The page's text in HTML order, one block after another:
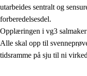
Fagets relevans og
Tverrfaglige temaer
Grunnleggende
utarbeides sentralt og
forberedelsesdel.
Opplæringen i vg3
Alle skal opp til
tidsramme på sju til ni